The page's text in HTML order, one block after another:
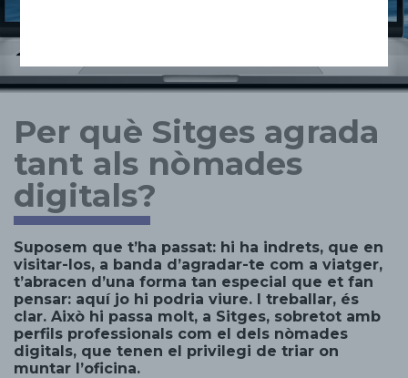
Per què Sitges agrada
tant als nòmades
digitals?
Suposem que t’ha passat: hi ha indrets, que en
visitar-los, a banda d’agradar-te com a viatger,
t’abracen d’una forma tan especial que et fan
pensar: aquí jo hi podria viure. I treballar, és
clar. Això hi passa molt, a Sitges, sobretot amb
perfils professionals com el dels nòmades
digitals, que tenen el privilegi de triar on
muntar l’oficina.